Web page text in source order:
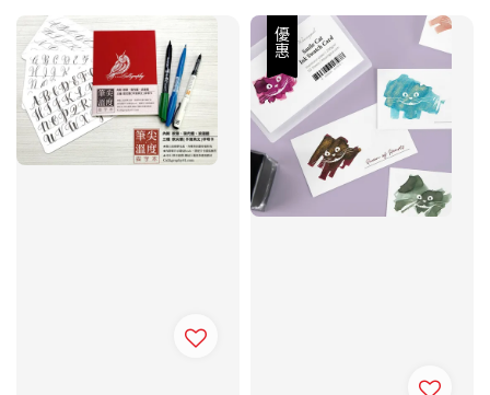
優惠